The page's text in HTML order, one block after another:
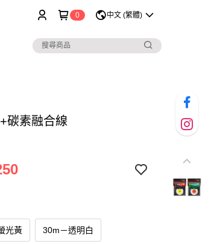
0 中文 (繁體)
碳素融合線
光黃 30m－透明白